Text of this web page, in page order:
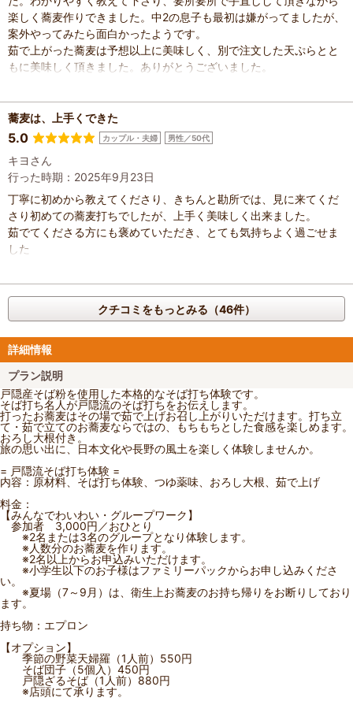
楽しく蕎麦作りできました。中2の息子も最初は嫌がってましたが、
案外やってみたら面白かったようです。
茹で上がった蕎麦は予想以上に美味しく、別で注文した天ぷらとと
もに美味しく頂きました。ありがとうございました。
蕎麦は、上手くできた
5.0 カップル・夫婦 男性／50代
キヨさん
行った時期：2025年9月23日
丁寧に初めから教えてくださり、きちんと勘所では、見に来てくだ
さり初めての蕎麦打ちでしたが、上手く美味しく出来ました。
茹でてくださる方にも褒めていただき、とても気持ちよく過ごせま
した
クチコミをもっとみる（46件）
詳細情報
プラン説明
戸隠産そば粉を使用した本格的なそば打ち体験です。
そば打ち名人が戸隠流のそば打ちをお伝えします。
打ったお蕎麦はその場で茹で上げお召し上がりいただけます。打ち立
て・茹で立てのお蕎麦ならではの、もちもちとした食感を楽しめます。
おろし大根付き。
旅の思い出に、日本文化や長野の風土を楽しく体験しませんか。
= 戸隠流そば打ち体験 =
内容：原材料、そば打ち体験、つゆ薬味、おろし大根、茹で上げ
料金：
【みんなでわいわい・グループワーク】
参加者 3,000円／おひとり
※2名または3名のグループとなり体験します。
※人数分のお蕎麦を作ります。
※2名以上からお申込みいただけます。
※小学生以下のお子様はファミリーパックからお申し込みくださ
い。
※夏場（7～9月）は、衛生上お蕎麦のお持ち帰りをお断りしており
ます。
持ち物：エプロン
【オプション】
季節の野菜天婦羅（1人前）550円
そば団子（5個入）450円
戸隠ざるそば（1人前）880円
※店頭にて承ります。